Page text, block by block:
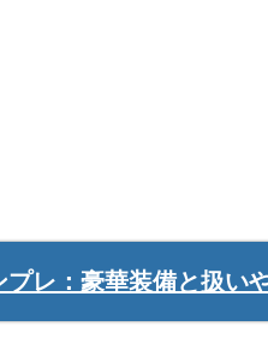
レ：豪華装備と扱い